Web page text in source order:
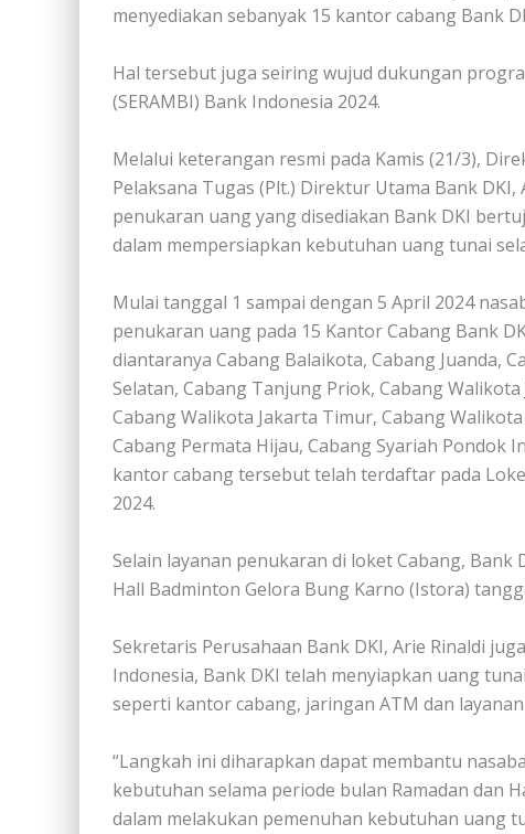
menyediakan sebanyak 15 kantor cabang Bank
Hal tersebut juga seiring wujud dukungan
(SERAMBI) Bank Indonesia 2024.
Melalui keterangan resmi pada Kamis (21/3),
Pelaksana Tugas (Plt.) Direktur Utama Bank
penukaran uang yang disediakan Bank DKI
dalam mempersiapkan kebutuhan uang tunai
Mulai tanggal 1 sampai dengan 5 April 2024
penukaran uang pada 15 Kantor Cabang Bank
diantaranya Cabang Balaikota, Cabang Juanda,
Selatan, Cabang Tanjung Priok, Cabang
Cabang Walikota Jakarta Timur, Cabang
Cabang Permata Hijau, Cabang Syariah Pondok
kantor cabang tersebut telah terdaftar pada
2024.
Selain layanan penukaran di loket Cabang, Bank
Hall Badminton Gelora Bung Karno (Istora)
Sekretaris Perusahaan Bank DKI, Arie Rinaldi
Indonesia, Bank DKI telah menyiapkan uang
seperti kantor cabang, jaringan ATM dan
“Langkah ini diharapkan dapat membantu
kebutuhan selama periode bulan Ramadan dan
dalam melakukan pemenuhan kebutuhan uang